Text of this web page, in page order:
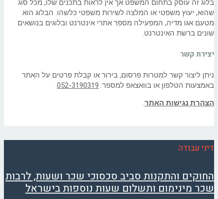
בלוג זה עוסק בתחום המשפט אך אין לראות בתכנים שלו, מכל סוג
שהוא, יעוץ משפטי או המלצה לשירות משפטי כלשהו. הבלוג הוא
מטעם אגו מדיה, המפעילה מספר אתרי אינטרנט ובלוגים בנושאים
שונים ברשת האינטרנט.
יצירת קשר
ניתן ליצור קשר למטרות פרסום, בירור או קבלת פרטים על האתר
באמצעות הטלפון או בוואצאפ למספר: 052-3190319
.
הצהרת נגישות האתר.
דיני עבודה
החוקים והתקנות סביב סכסוכי שכר ושעות, לרבות
שכר מינימום ותשלום שעות נוספות בישראל